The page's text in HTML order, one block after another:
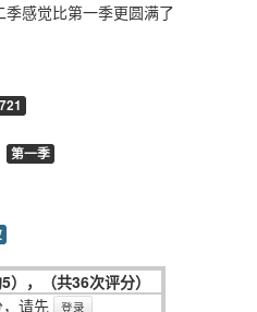
感觉比第一季更圆满了
第一季
），（共36次评分）
请先
登录